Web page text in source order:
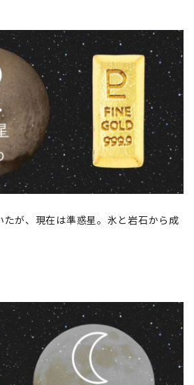
たが、現在は準惑星。氷と岩石から成